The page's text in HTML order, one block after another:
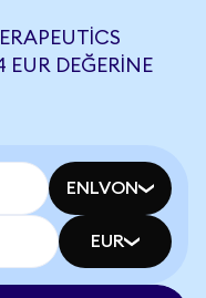
EUR DEĞERINE
ENLVON
EUR